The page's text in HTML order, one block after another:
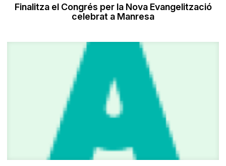
Finalitza el Congrés per la Nova Evangelització
celebrat a Manresa